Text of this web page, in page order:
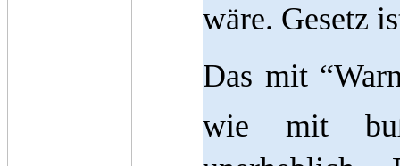
wäre. Gesetz
Das mit
wie mit